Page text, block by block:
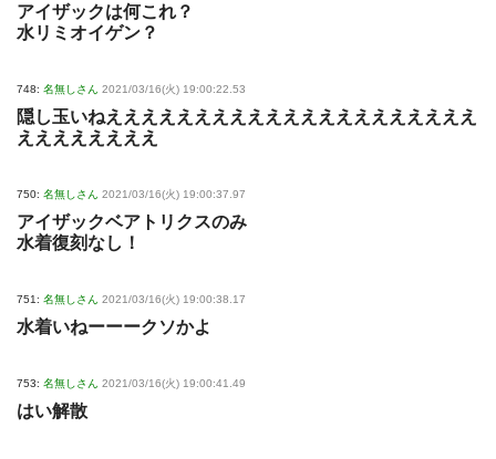
アイザックは何これ？
水リミオイゲン？
748: 名無しさん 2021/03/16(火) 19:00:22.53
隠し玉いねえええええええええええええええええええええ
ええええええええ
750: 名無しさん 2021/03/16(火) 19:00:37.97
アイザックベアトリクスのみ
水着復刻なし！
751: 名無しさん 2021/03/16(火) 19:00:38.17
水着いねーーークソかよ
753: 名無しさん 2021/03/16(火) 19:00:41.49
はい解散